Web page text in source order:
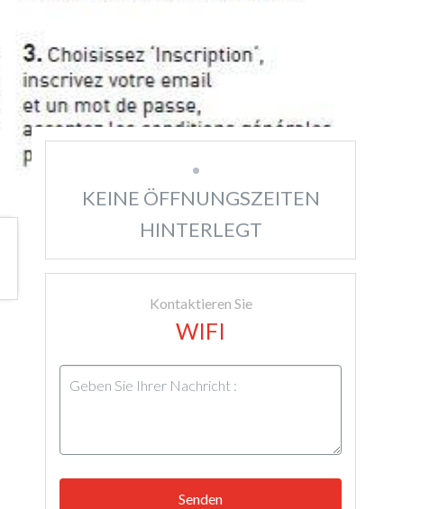
KEINE ÖFFNUNGSZEITEN
HINTERLEGT
Kontaktieren Sie
WIFI
Senden